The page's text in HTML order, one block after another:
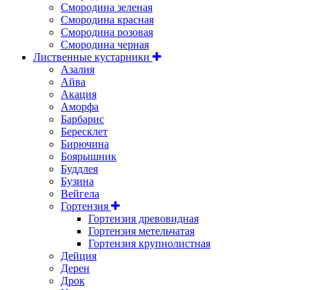
Смородина зеленая
Смородина красная
Смородина розовая
Смородина черная
Лиственные кустарники
Азалия
Айва
Акация
Аморфа
Барбарис
Бересклет
Бирючина
Боярышник
Буддлея
Бузина
Вейгела
Гортензия
Гортензия древовидная
Гортензия метельчатая
Гортензия крупнолистная
Дейция
Дерен
Дрок